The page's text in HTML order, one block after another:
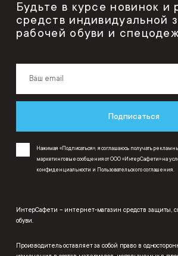
Будьте в курсе новинок и
средств индивидуальной
рабочей обуви и
Подписаться
Нажимая «Подписаться», я соглашаюсь получать
маркетинговые сообщения от ООО «ИнтерСафети» на
конфиденциальности и Пользовательского соглашения.
ИнтерСафети – интернет-магазин средств защиты,
обуви.
Производитель оставляет за собой право в